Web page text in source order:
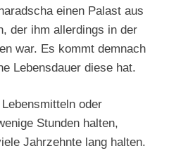
einen Palast aus
der ihm allerdings in der
war. Es kommt demnach
Lebensdauer diese hat.
oder
Stunden halten,
Jahrzehnte lang halten.